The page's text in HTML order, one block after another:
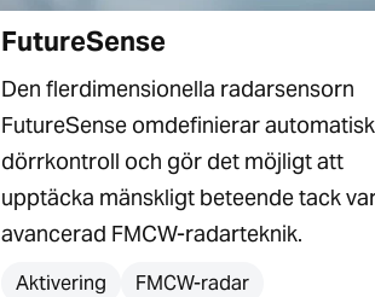
FutureSense
Den flerdimensionella radarsensorn
FutureSense omdefinierar automatisk
dörrkontroll och gör det möjligt att
upptäcka mänskligt beteende tack
avancerad FMCW-radarteknik.
Aktivering FMCW-radar